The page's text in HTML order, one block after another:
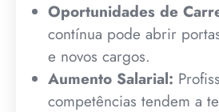
Oportunidades de
contínua pode abrir
e novos cargos.
Aumento Salarial:
competências tendem a